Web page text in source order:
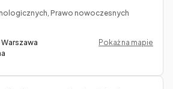
Prawo nowoczesnych
Warszawa
Pokaż na mapie